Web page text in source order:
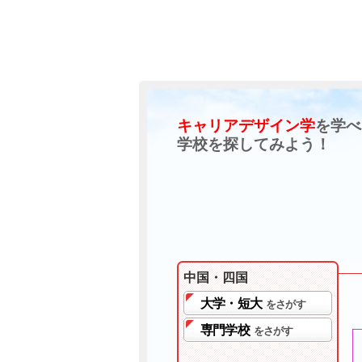
キャリアデザイン学を学
学校を探してみよう！
中国・四国
大学・短大 をさがす
専門学校 をさがす